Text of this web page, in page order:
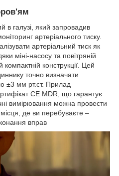
галузі, який запровадив
артеріального тиску.
артеріальний тиск як
міні-насосу та повітряній
компактній конструкції. Цей
точно визначати
±3 мм рт.ст. Прилад
CE MDR, що гарантує
вимірювання можна провести
де ви перебуваєте –
вправ